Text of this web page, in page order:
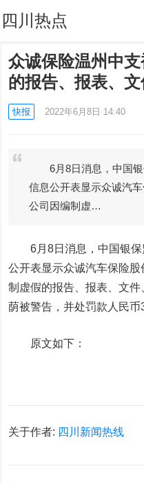
四川热点
众诚保险温州中
的报告、报表、
快报 2022年6月8日 14:40
6月8日消息，中国银
信息公开表显示众诚汽
公司因编制虚…
6月8日消息，中国银保
公开表显示众诚汽车保险
制虚假的报告、报表、文
荫被警告，并处罚款人民币
原文如下：
关于作者: 四川新闻热线